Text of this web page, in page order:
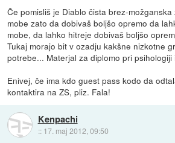
Če pomisliš je Diablo čista brez-
mobe zato da dobivaš boljšo opremo da
mobe, da lahko hitreje dobivaš boljšo
Tukaj morajo bit v ozadju kakšne nizkotne
potrebe... Materjal za diplomo pri
Enivej, če ima kdo guest pass kodo da
kontaktira na ZS, pliz. Fala!
Kenpachi
:: 17. maj 2012, 09:50